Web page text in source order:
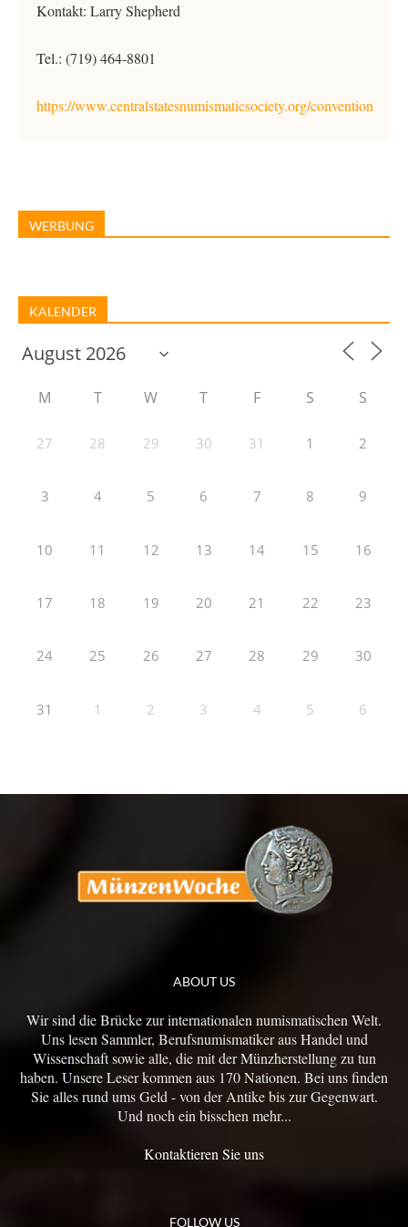
Kontakt: Larry Shepherd
Tel.: (719) 464-8801
https://www.centralstatesnumismaticsociety.org/convention
WERBUNG
KALENDER
M T W T F S S
27 28 29 30 31 1 2
3 4 5 6 7 8 9
10 11 12 13 14 15 16
17 18 19 20 21 22 23
24 25 26 27 28 29 30
31 1 2 3 4 5 6
ABOUT US
Wir sind die Brücke zur internationalen numismatischen Welt.
Uns lesen Sammler, Berufsnumismatiker aus Handel und
Wissenschaft sowie alle, die mit der Münzherstellung zu tun
haben. Unsere Leser kommen aus 170 Nationen. Bei uns finden
Sie alles rund ums Geld - von der Antike bis zur Gegenwart.
Und noch ein bisschen mehr...
Kontaktieren Sie uns
FOLLOW US